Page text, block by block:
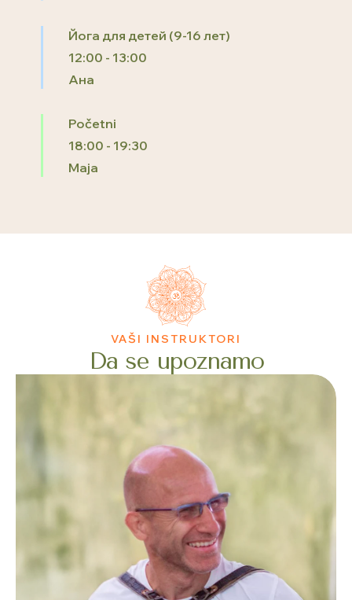
Йога для детей (9-16 лет)
12:00 - 13:00
Ана
Početni
18:00 - 19:30
Maja
Da se upoznamo
VAŠI INSTRUKTORI